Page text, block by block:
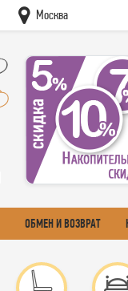
Москва
ОБМЕН И ВОЗВРАТ